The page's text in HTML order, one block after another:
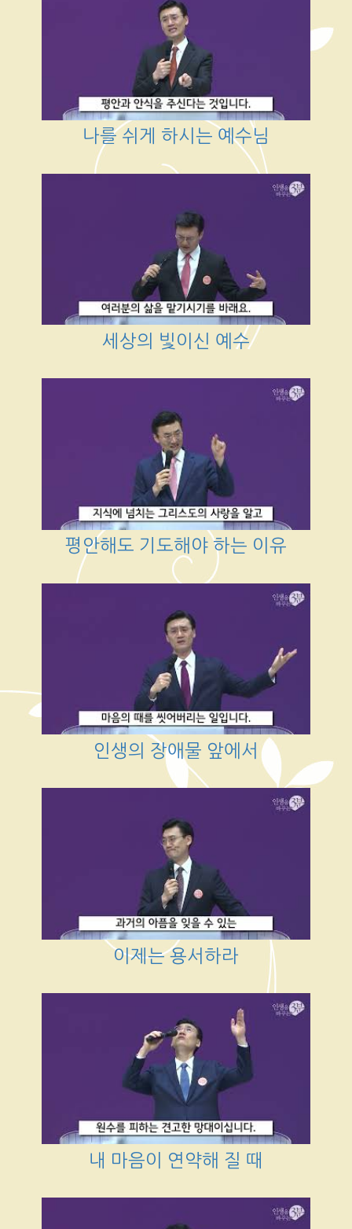
나를 쉬게 하시는 예수님
세상의 빛이신 예수
평안해도 기도해야 하는 이유
인생의 장애물 앞에서
이제는 용서하라
내 마음이 연약해 질 때